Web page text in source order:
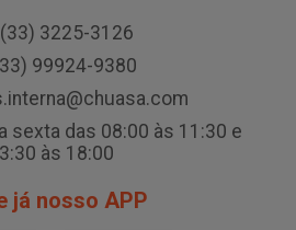
(33) 3225-3126
99924-9380
sexta das 08:00 às 11:30 e
às 18:00
já nosso APP